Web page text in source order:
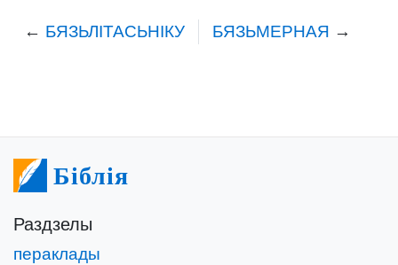
← БЯЗЬЛІТАСЬНІКУ БЯЗЬМЕРНАЯ →
Біблія
Раздзелы
пераклады